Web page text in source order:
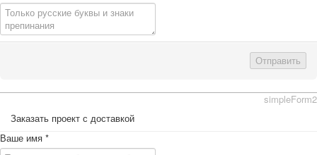
Отправить
simpleForm2
Заказать проект с доставкой
Ваше имя *